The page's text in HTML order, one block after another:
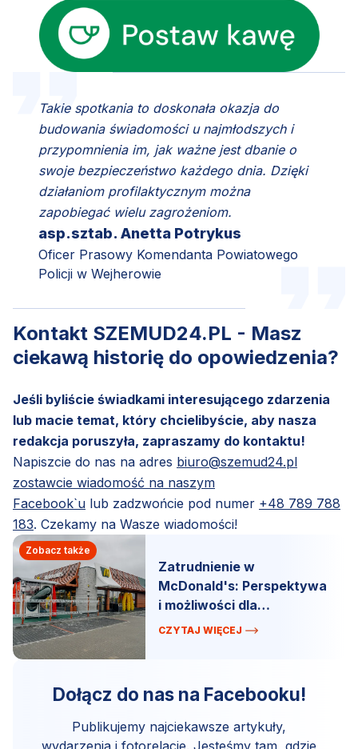
Takie spotkania to doskonała okazja do
budowania świadomości u najmłodszych i
przypomnienia im, jak ważne jest dbanie o
swoje bezpieczeństwo każdego dnia. Dzięki
działaniom profilaktycznym można
zapobiegać wielu zagrożeniom.
asp.sztab. Anetta Potrykus
Oficer Prasowy Komendanta Powiatowego
Policji w Wejherowie
Kontakt SZEMUD24.PL - Masz
ciekawą historię do opowiedzenia?
Jeśli byliście świadkami interesującego zdarzenia
lub macie temat, który chcielibyście, aby nasza
redakcja poruszyła, zapraszamy do kontaktu!
Napiszcie do nas na adres biuro@szemud24.pl
zostawcie wiadomość na naszym
Facebook`u lub zadzwońcie pod numer +48 789 788
183. Czekamy na Wasze wiadomości!
Zobacz także
Zatrudnienie w
McDonald's: Perspektywa
i możliwości dla
pracowników w każdym
CZYTAJ WIĘCEJ
Dołącz do nas na Facebooku!
Publikujemy najciekawsze artykuły,